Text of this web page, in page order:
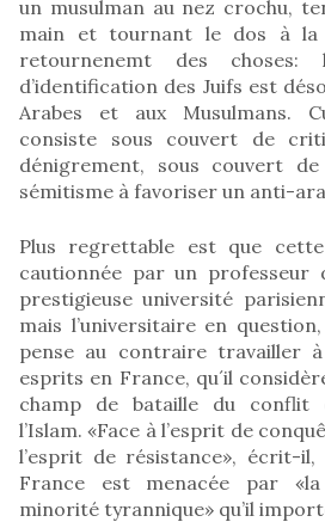
un musulman au nez crochu,
main et tournant le dos à la
retournenemt des choses:
d’identification des Juifs est
Arabes et aux Musulmans.
consiste sous couvert de
dénigrement, sous couvert
sémitisme à favoriser un anti-
Plus regrettable est que
cautionnée par un professeur
prestigieuse université
mais l’universitaire en
pense au contraire travailler
esprits en France, qu´il
champ de bataille du conflit
l’Islam. «Face à l’esprit de
l’esprit de résistance», écrit-
France est menacée par
minorité tyrannique» qu’il